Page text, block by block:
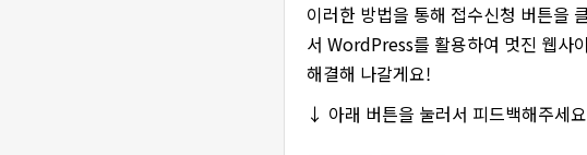
이러한 방법을 통해 접수신청 버튼을
서 WordPress를 활용하여 멋진 웹사
해결해 나갈게요!
↓ 아래 버튼을 눌러서 피드백해주세